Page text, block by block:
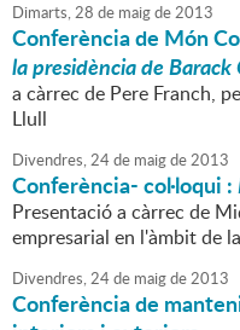
Dimarts,28 de maigde2013
Conferència de Món
la presidència de Barack
a càrrec de Pere Franch,
Llull
Divendres,24de maigde2013
Conferència- col·loqui :
Presentació a càrrec de
empresarial en l'àmbit de
Divendres,24de maigde2013
Conferència de